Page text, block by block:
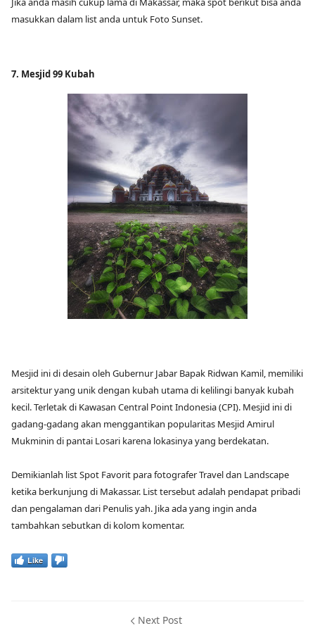
masukkan dalam list anda untuk Foto Sunset.
7. Mesjid 99 Kubah
Mesjid ini di desain oleh Gubernur Jabar Bapak Ridwan Kamil, memiliki
arsitektur yang unik dengan kubah utama di kelilingi banyak kubah
kecil. Terletak di Kawasan Central Point Indonesia (CPI). Mesjid ini di
gadang-gadang akan menggantikan popularitas Mesjid Amirul
Mukminin di pantai Losari karena lokasinya yang berdekatan.
Demikianlah list Spot Favorit para fotografer Travel dan Landscape
ketika berkunjung di Makassar. List tersebut adalah pendapat pribadi
dan pengalaman dari Penulis yah. Jika ada yang ingin anda
tambahkan sebutkan di kolom komentar.
Like
Next Post